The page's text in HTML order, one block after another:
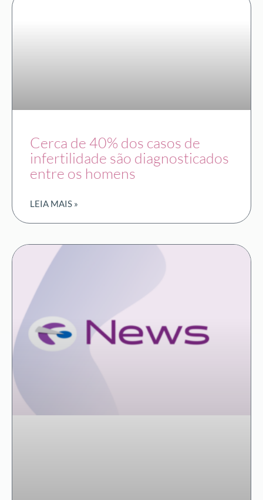
Cerca de 40% dos casos de
infertilidade são diagnosticados
entre os homens
LEIA MAIS »